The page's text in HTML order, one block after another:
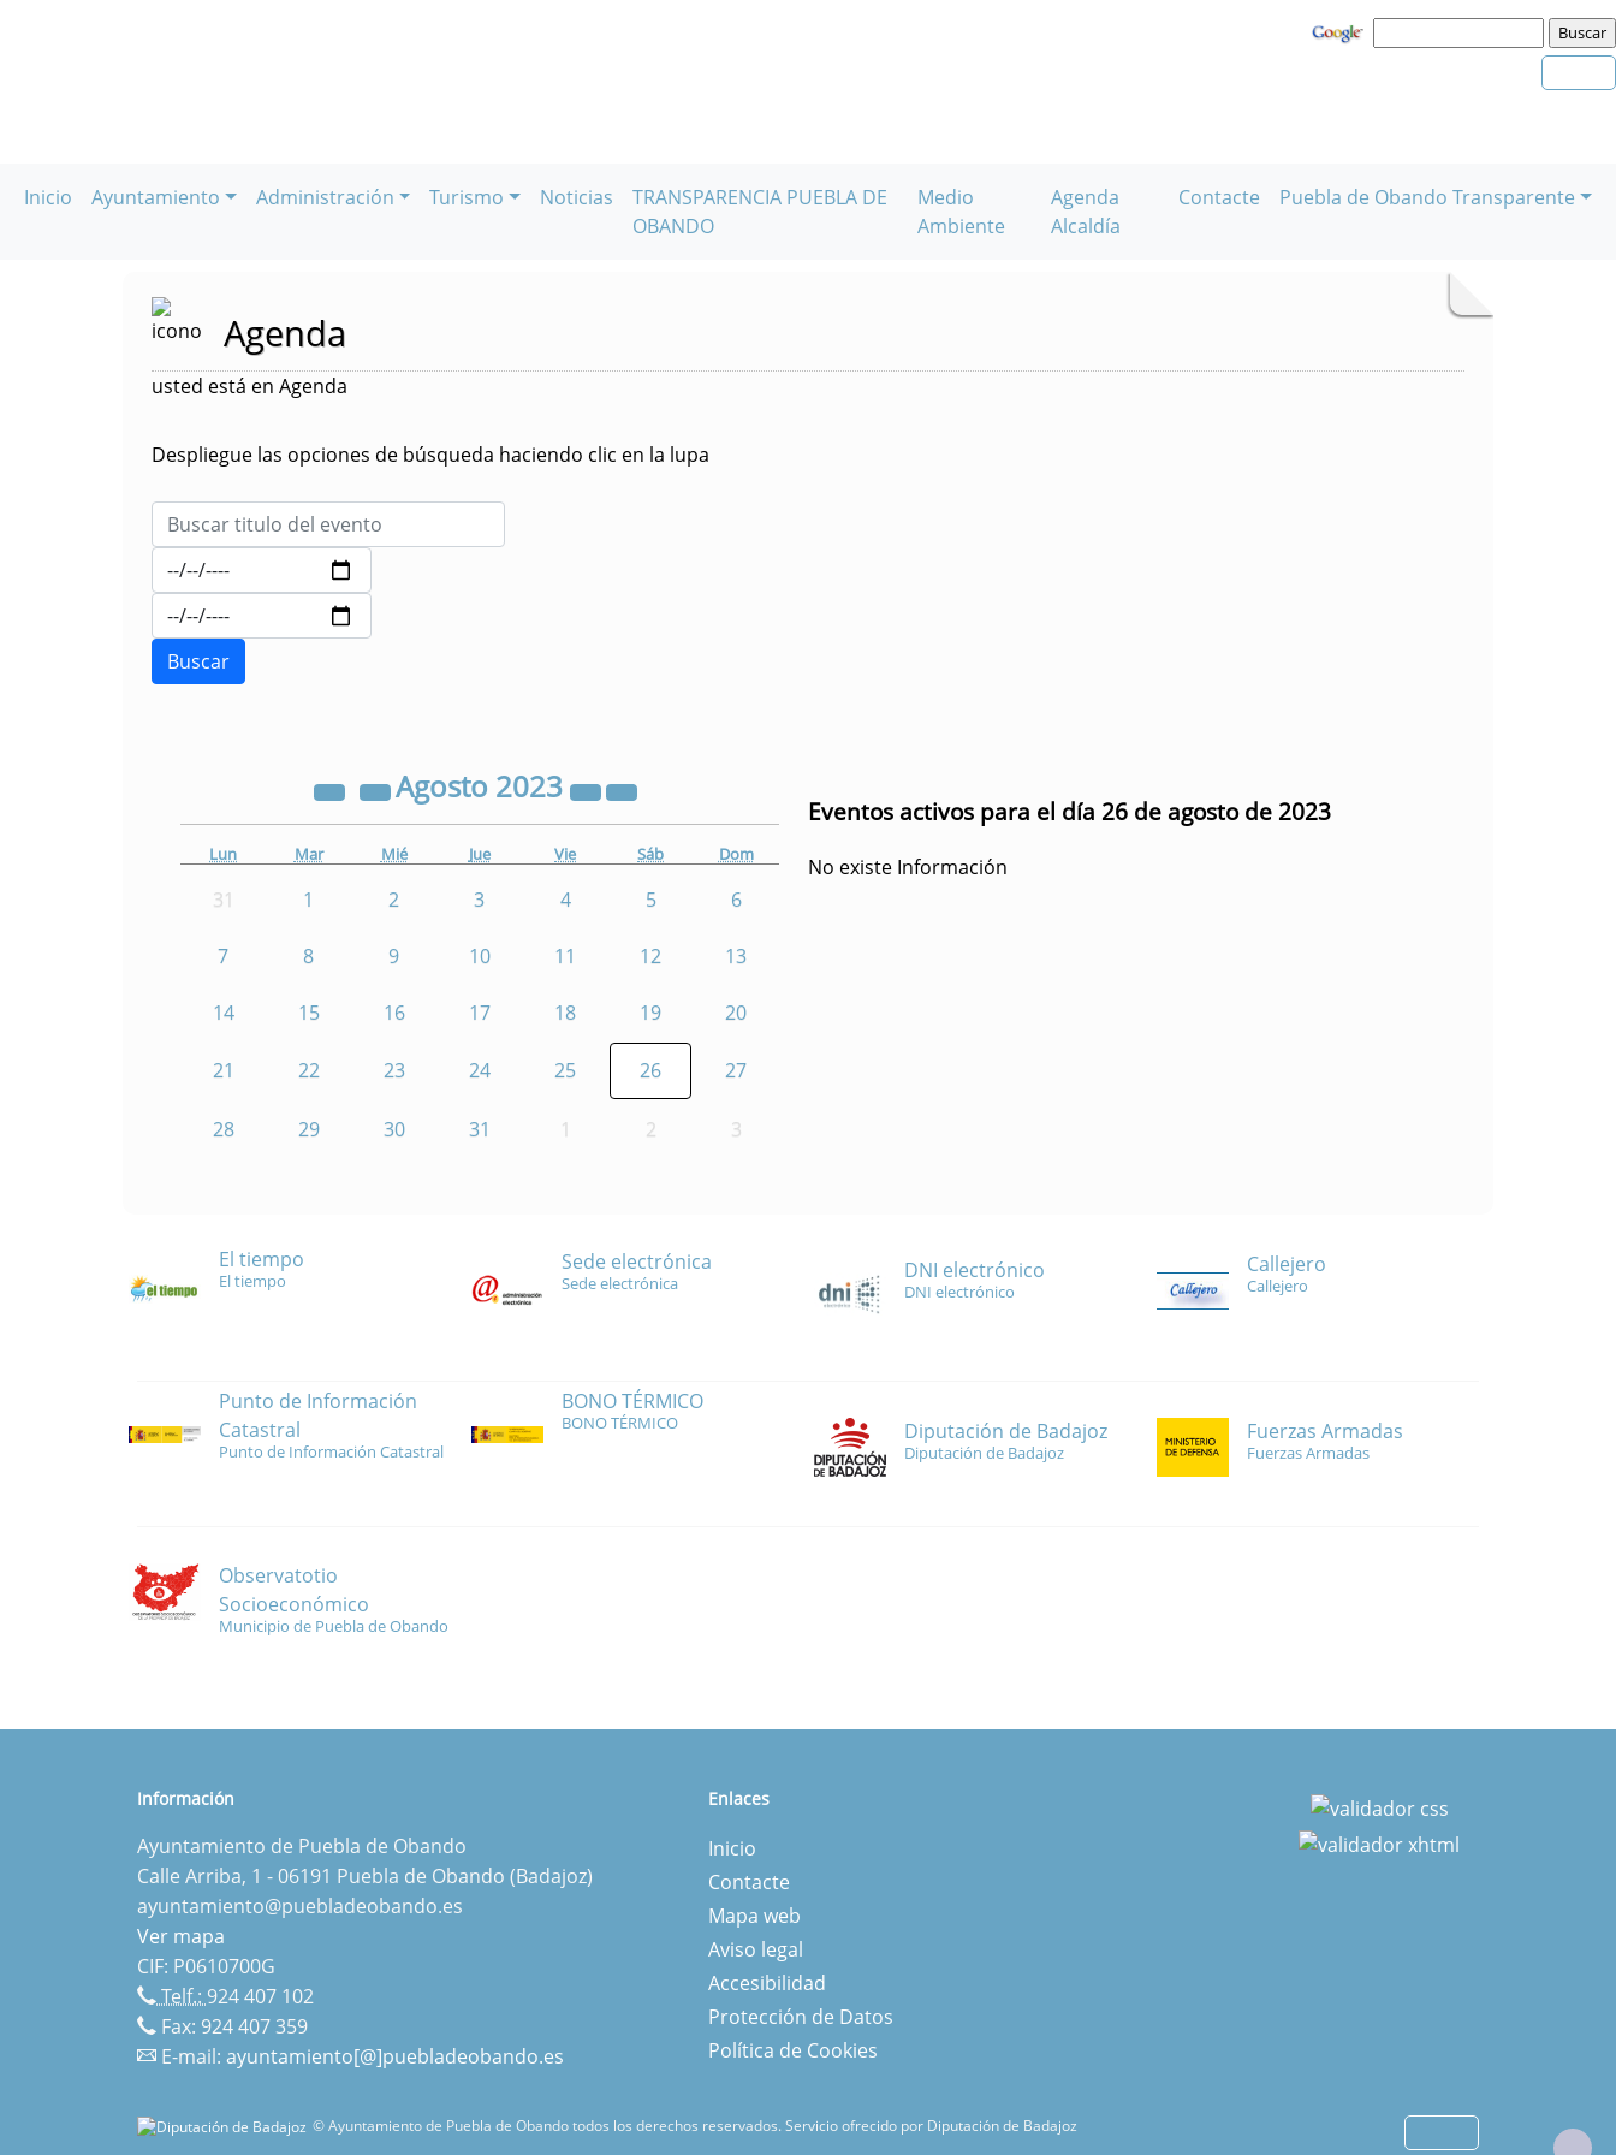
Inicio Ayuntamiento Administración Turismo Noticias
TRANSPARENCIA PUEBLA DE
OBANDO
Medio
Ambiente
Agenda
Alcaldía
Contacte Puebla de Obando Transparente
Agenda
usted está en Agenda
Despliegue las opciones de búsqueda haciendo clic en la lupa
Agosto 2023
Lun Mar Mié Jue Vie Sáb Dom
31 1 2 3 4 5 6
7 8 9 10 11 12 13
14 15 16 17 18 19 20
21 22 23 24 25 26 27
28 29 30 31 1 2 3
Eventos activos para el día 26 de agosto de 2023
No existe Información
El tiempo
El tiempo
Sede electrónica
Sede electrónica DNI electrónico
DNI electrónico
Callejero
Callejero
Punto de Información
Catastral
Punto de Información Catastral
BONO TÉRMICO
BONO TÉRMICO Diputación de Badajoz
Diputación de Badajoz
Fuerzas Armadas
Fuerzas Armadas
Observatotio
Socioeconómico
Municipio de Puebla de Obando
Información
Ayuntamiento de Puebla de Obando
Calle Arriba, 1 - 06191 Puebla de Obando (Badajoz)
ayuntamiento@puebladeobando.es
Ver mapa
CIF: P0610700G
Telf.:924 407 102
Fax: 924 407 359
E-mail: ayuntamiento[@]puebladeobando.es
Enlaces
Inicio
Contacte
Mapa web
Aviso legal
Accesibilidad
Protección de Datos
Política de Cookies
© Ayuntamiento de Puebla de Obando todos los derechos reservados.Servicio ofrecido por Diputación de Badajoz